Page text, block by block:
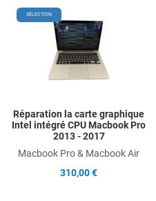
Add to Wishlist
Add to Compare
SÉLECTION
Réparation la carte graphique
Intel intégré CPU Macbook Pro
2013 - 2017
Macbook Pro & Macbook Air
310,00 €